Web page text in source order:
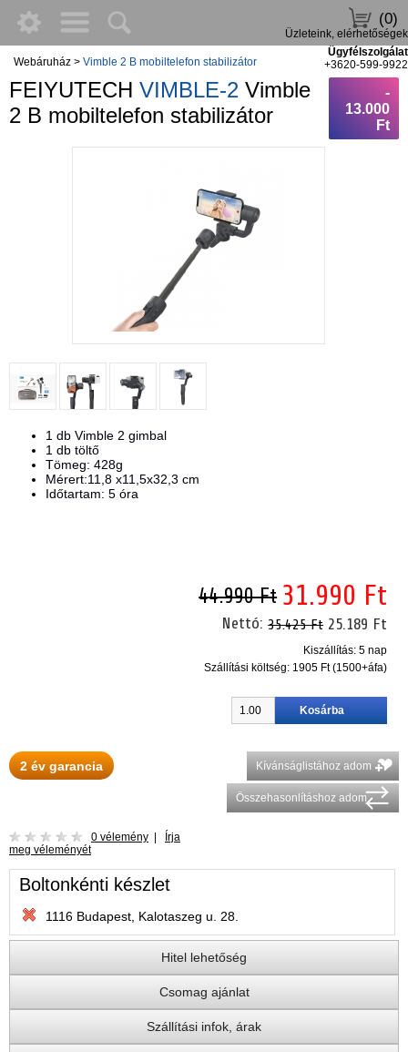
(0)
Üzleteink, elérhetőségek
Ügyfélszolgálat
+3620-599-9922
Webáruház > Vimble 2 B mobiltelefon stabilizátor
FEIYUTECH VIMBLE-2 Vimble
2 B mobiltelefon stabilizátor
-
13.000
Ft
1 db Vimble 2 gimbal
1 db töltő
Tömeg: 428g
Mérert:11,8 x11,5x32,3 cm
Időtartam: 5 óra
44.990 Ft 31.990 Ft
Nettó:35.425 Ft 25.189 Ft
Kiszállítás: 5 nap
Szállítási költség: 1905 Ft (1500+áfa)
2 év garancia Kívánságlistához adom
Összehasonlításhoz adom
0 vélemény | Írja
meg véleményét
Boltonkénti készlet
1116 Budapest, Kalotaszeg u. 28.
Hitel lehetőség
Csomag ajánlat
Szállítási infok, árak